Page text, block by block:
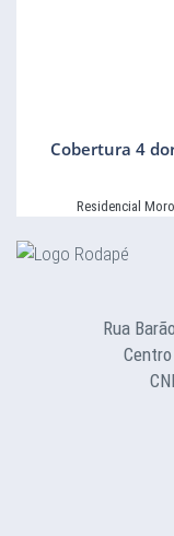
Cobertura 4
Residencial
Rua